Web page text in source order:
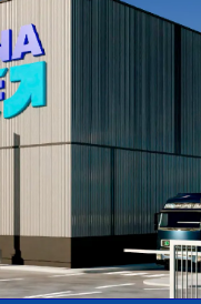
partenaires pour
voir comment
de la
clients
sur la voie